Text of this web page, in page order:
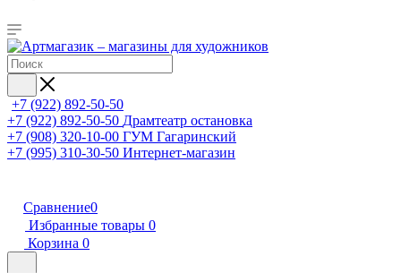
+7 (922) 892-50-50
+7 (922) 892-50-50 Драмтеатр остановка
+7 (908) 320-10-00 ГУМ Гагаринский
+7 (995) 310-30-50 Интернет-магазин
Сравнение0
Избранные товары 0
Корзина 0